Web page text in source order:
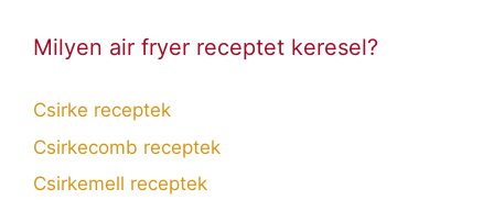
Milyen air fryer receptet keresel?
Csirke receptek
Csirkecomb receptek
Csirkemell receptek